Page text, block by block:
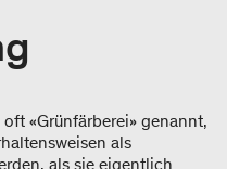
«Grünfärberei» genannt,
als
als sie eigentlich